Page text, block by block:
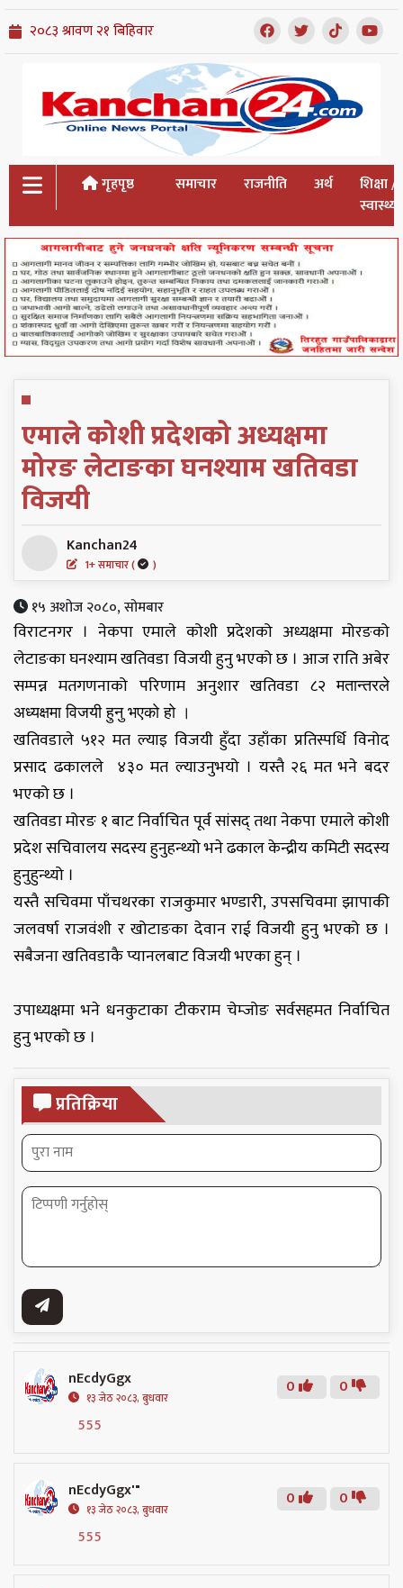
गृहपृष्ठ समाचार राजनीति अर्थ
शिक्षा /
स्वास्थ्य
एमाले कोशी प्रदेशको अध्यक्षमा
मोरङ लेटाङका घनश्याम खतिवडा
विजयी
Kanchan24
1+ समाचार ( )
१५ अशोज २०८०, सोमबार
विराटनगर । नेकपा एमाले कोशी प्रदेशको अध्यक्षमा मोरङको
लेटाङका घनश्याम खतिवडा विजयी हुनु भएको छ । आज राति अबेर
सम्पन्न मतगणनाको परिणाम अनुशार खतिवडा ८२मतान्तरले
अध्यक्षमा विजयी हुनु भएको हो ।
खतिवडाले ५१२ मत ल्याइ विजयी हुँदा उहाँका प्रतिस्पर्धि विनोद
प्रसाद ढकालले
४३० मत ल्याउनुभयो । यस्तै २६ मत भने बदर
भएको छ ।
खतिवडा मोरङ १ बाट निर्वाचित पूर्व सांसद् तथा नेकपा एमाले कोशी
प्रदेश सचिवालय सदस्य हुनुहन्थ्यो भने ढकाल केन्द्रीय कमिटी सदस्य
हुनुहुन्थ्यो ।
यस्तै सचिवमा पाँचथरका राजकुमार भण्डारी, उपसचिवमा झापाकी
जलवर्षा राजवंशी र खोटाङका देवान राई विजयी हुनु भएको छ ।
सबैजना खतिवडाकै प्यानलबाट विजयी भएका हुन् ।
उपाध्यक्षमा भने धनकुटाका टीकराम चेम्जोङ सर्वसहमत निर्वाचित
हुनु भएको छ ।
प्रतिक्रिया
nEcdyGgx
१३ जेठ २०८३, बुधवार 0
0
555
nEcdyGgx'"
१३ जेठ २०८३, बुधवार 0
0
555